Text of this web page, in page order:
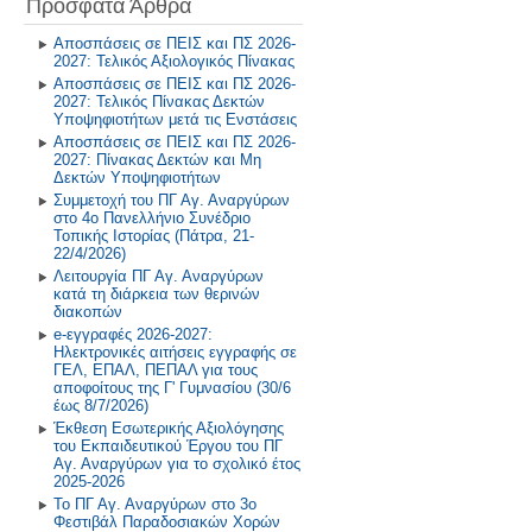
Πρόγραμμα Σίτισης και Υγιεινής
Διατροφής
Δραστηριότητες στο Σχολικό
Επαγγελματικό Προσανατολισμό
2018-2019
2017-2018
2016-2017
2015-2016
2014-2015
Παλαιότερη Έτη
Πρόσφατα Άρθρα
Αποσπάσεις σε ΠΕΙΣ και ΠΣ 2026-
2027: Τελικός Αξιολογικός Πίνακας
Αποσπάσεις σε ΠΕΙΣ και ΠΣ 2026-
2027: Τελικός Πίνακας Δεκτών
Υποψηφιοτήτων μετά τις Ενστάσεις
Αποσπάσεις σε ΠΕΙΣ και ΠΣ 2026-
2027: Πίνακας Δεκτών και Μη
Δεκτών Υποψηφιοτήτων
Συμμετοχή του ΠΓ Αγ. Αναργύρων
στο 4ο Πανελλήνιο Συνέδριο
Τοπικής Ιστορίας (Πάτρα, 21-
22/4/2026)
Λειτουργία ΠΓ Αγ. Αναργύρων
κατά τη διάρκεια των θερινών
διακοπών
e-εγγραφές 2026-2027:
Ηλεκτρονικές αιτήσεις εγγραφής σε
ΓΕΛ, ΕΠΑΛ, ΠΕΠΑΛ για τους
αποφοίτους της Γ' Γυμνασίου (30/6
έως 8/7/2026)
Έκθεση Εσωτερικής Αξιολόγησης
του Εκπαιδευτικού Έργου του ΠΓ
Αγ. Αναργύρων για το σχολικό έτος
2025-2026
Το ΠΓ Αγ. Αναργύρων στο 3ο
Φεστιβάλ Παραδοσιακών Χορών